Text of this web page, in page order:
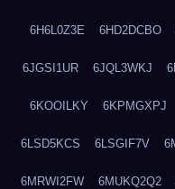
6H6L0Z3E 6HD2DCBO
6JGSI1UR 6JQL3WKJ
6KOOILKY 6KPMGXPJ
6LSD5KCS 6LSGIF7V
6MRWI2FW 6MUKQ2Q2